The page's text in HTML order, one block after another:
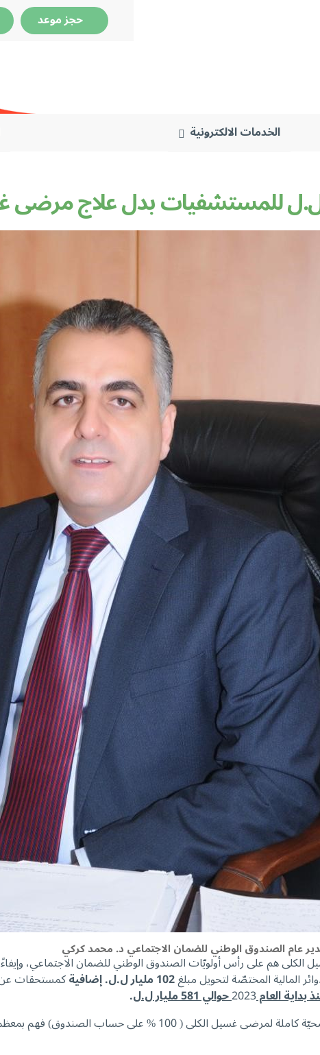
حجز موعد
الخدمات الالكترونية
عام الصندوق الوطني للضمان الاجتماعي د. محمد كركي
هم على رأس أولويّات الصندوق الوطني للضمان الاجتماعي، وإيفاءً
102 مليار ل.ل. إضافية كمستحقات عن
بداية العام2023حوالي 581 مليار ل.ل
.